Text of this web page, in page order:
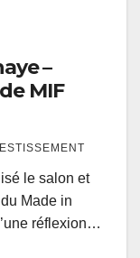
–
MIF
le salon et
Made in
réflexion…